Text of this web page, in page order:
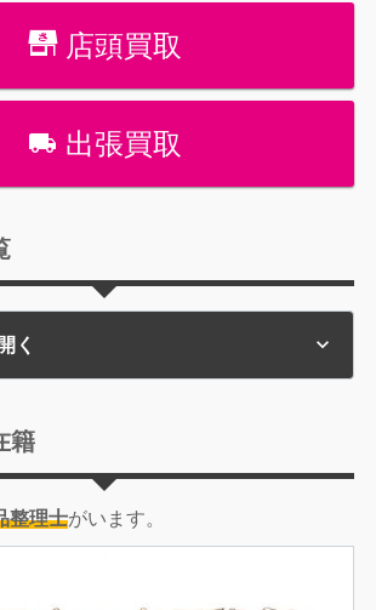
店頭買取
出張買取
く
籍
整理士がいます。